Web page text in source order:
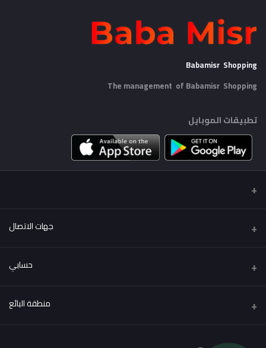
Babamisr Shopping
The management of Babamisr Shopping
تطبيقات الموبايل
جهات الاتصال
عنوان
Babamisr Shopping
هاتف
البريد الإلكتروني
حسابي
تسجيل الدخول
قائمة امنياتي
منطقة البائع